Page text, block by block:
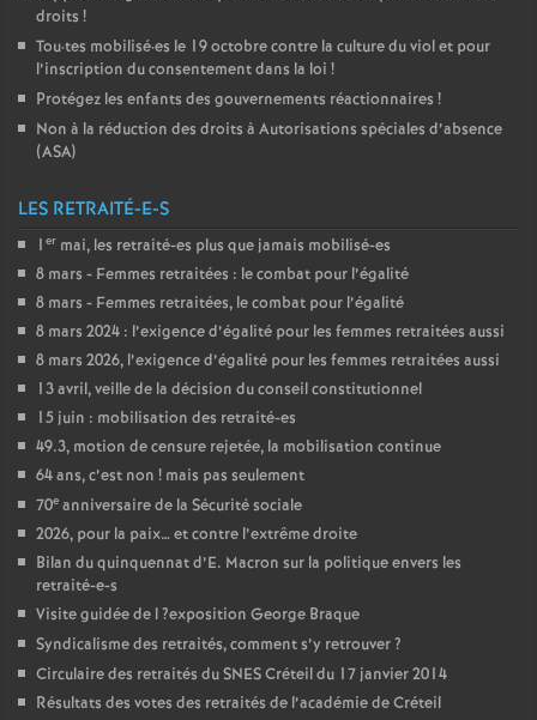
droits !
Tou·tes mobilisé·es le 19 octobre contre la culture du viol et pour
l’inscription du consentement dans la loi !
Protégez les enfants des gouvernements réactionnaires !
Non à la réduction des droits à Autorisations spéciales d’absence
(ASA)
LES RETRAITÉ-E-S
1 er mai, les retraité-es plus que jamais mobilisé-es
8 mars - Femmes retraitées : le combat pour l’égalité
8 mars - Femmes retraitées, le combat pour l’égalité
8 mars 2024 : l’exigence d’égalité pour les femmes retraitées aussi
8 mars 2026, l’exigence d’égalité pour les femmes retraitées aussi
13 avril, veille de la décision du conseil constitutionnel
15 juin : mobilisation des retraité-es
49.3, motion de censure rejetée, la mobilisation continue
64 ans, c’est non ! mais pas seulement
70e anniversaire de la Sécurité sociale
2026, pour la paix… et contre l’extrême droite
Bilan du quinquennat d’E. Macron sur la politique envers les
retraité-e-s
Visite guidée de l?exposition George Braque
Syndicalisme des retraités, comment s’y retrouver?
Circulaire des retraités duSNESCréteil du 17 janvier 2014
Résultats des votes des retraités de l’académie de Créteil